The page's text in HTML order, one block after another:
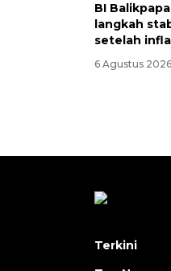
BI
langkah
setelah
6 Agustus
Terkini